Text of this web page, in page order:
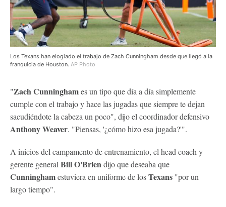
Los Texans han elogiado el trabajo de Zach Cunningham desde que llegó a la
franquicia de Houston. AP Photo
"Zach Cunninghames un tipo que día a día simplemente
cumple con el trabajo y hace las jugadas que siempre te dejan
sacudiéndote la cabeza un poco", dijo el coordinador defensivo
Anthony Weaver. "Piensas, '¿cómo hizo esa jugada?'".
A inicios del campamento de entrenamiento, el head coach y
gerente general Bill O'Brien dijo que deseaba que
Cunninghamestuviera en uniforme de losTexans "por un
largo tiempo".